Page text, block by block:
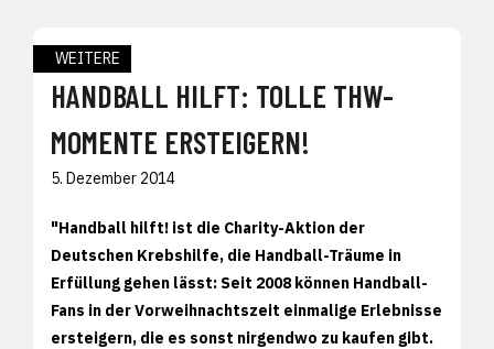
WEITERE
HANDBALL HILFT: TOLLE THW-
MOMENTE ERSTEIGERN!
5. Dezember 2014
"Handball hilft! ist die Charity-Aktion der
Deutschen Krebshilfe, die Handball-Träume in
Erfüllung gehen lässt: Seit 2008 können Handball-
Fans in der Vorweihnachtszeit einmalige Erlebnisse
ersteigern, die es sonst nirgendwo zu kaufen gibt.